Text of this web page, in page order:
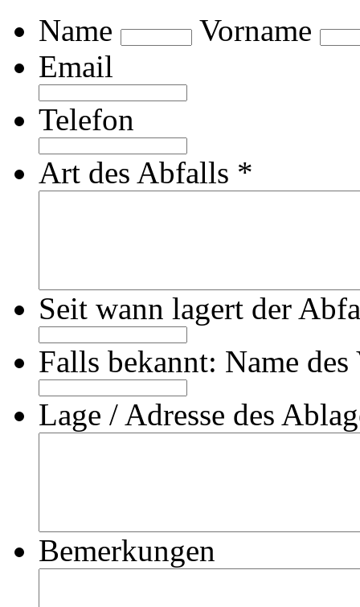
Name
Vorname
Email
Telefon
Art des Abfalls *
Seit wann lagert der
Falls bekannt: Name des
Lage / Adresse des
Bemerkungen